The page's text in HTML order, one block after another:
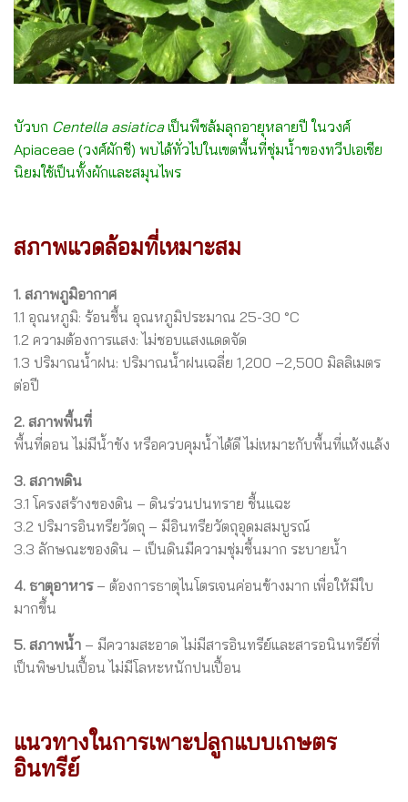
บัวบก Centella asiaticaเป็นพืชล้มลุกอายุหลายปี ในวงศ์
Apiaceae (วงศ์ผักชี) พบได้ทั่วไปในเขตพื้นที่ชุ่มน้ำของทวีปเอเชีย
นิยมใช้เป็นทั้งผักและสมุนไพร
สภาพแวดล้อมที่เหมาะสม
1. สภาพภูมิอากาศ
1.1 อุณหภูมิ: ร้อนชื้น อุณหภูมิประมาณ 25-30 °C
1.2 ความต้องการแสง: ไม่ชอบแสงแดดจัด
1.3 ปริมาณน้ำฝน: ปริมาณน้ำฝนเฉลี่ย 1,200 –2,500 มิลลิเมตร
ต่อปี
2. สภาพพื้นที่
พื้นที่ดอน ไม่มีน้ำขัง หรือควบคุมน้ำได้ดี ไม่เหมาะกับพื้นที่แห้งแล้ง
3. สภาพดิน
3.1 โครงสร้างของดิน – ดินร่วนปนทราย ชื้นแฉะ
3.2 ปริมารอินทรียวัตถุ – มีอินทรียวัตถุอุดมสมบูรณ์
3.3 ลักษณะของดิน – เป็นดินมีความชุ่มชื้นมาก ระบายน้ำ
4. ธาตุอาหาร– ต้องการธาตุไนโตรเจนค่อนข้างมาก เพื่อให้มีใบ
มากขึ้น
5. สภาพน้ำ – มีความสะอาด ไม่มีสารอินทรีย์และสารอนินทรีย์ที่
เป็นพิษปนเปื้อน ไม่มีโลหะหนักปนเปื้อน
แนวทางในการเพาะปลูกแบบเกษตร
อินทรีย์